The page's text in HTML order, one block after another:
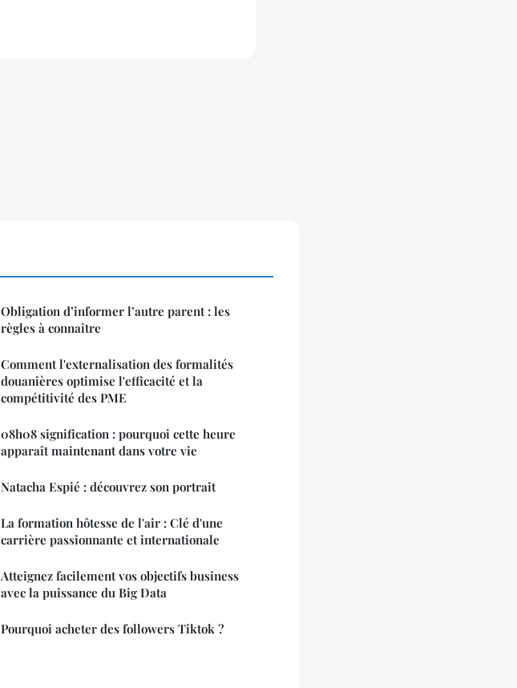
Obligation d’informer l’autre parent : les
règles à connaître
Comment l'externalisation des formalités
douanières optimise l'efficacité et la
compétitivité des PME
08h08 signification : pourquoi cette heure
apparaît maintenant dans votre vie
Natacha Espié : découvrez son portrait
La formation hôtesse de l'air : Clé d'une
carrière passionnante et internationale
Atteignez facilement vos objectifs business
avec la puissance du Big Data
Pourquoi acheter des followers Tiktok ?